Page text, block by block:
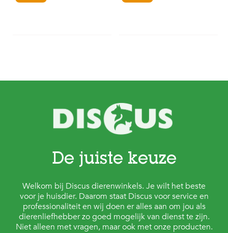
De juiste keuze
Welkom bij Discus dierenwinkels. Je wilt het beste
voor je huisdier. Daarom staat Discus voor service en
professionaliteit en wij doen er alles aan om jou als
dierenliefhebber zo goed mogelijk van dienst te zijn.
Niet alleen met vragen, maar ook met onze producten.